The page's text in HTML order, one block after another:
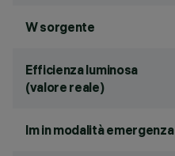
W sorgente
Efficienza luminosa
(valore reale)
lm in modalità emergenza